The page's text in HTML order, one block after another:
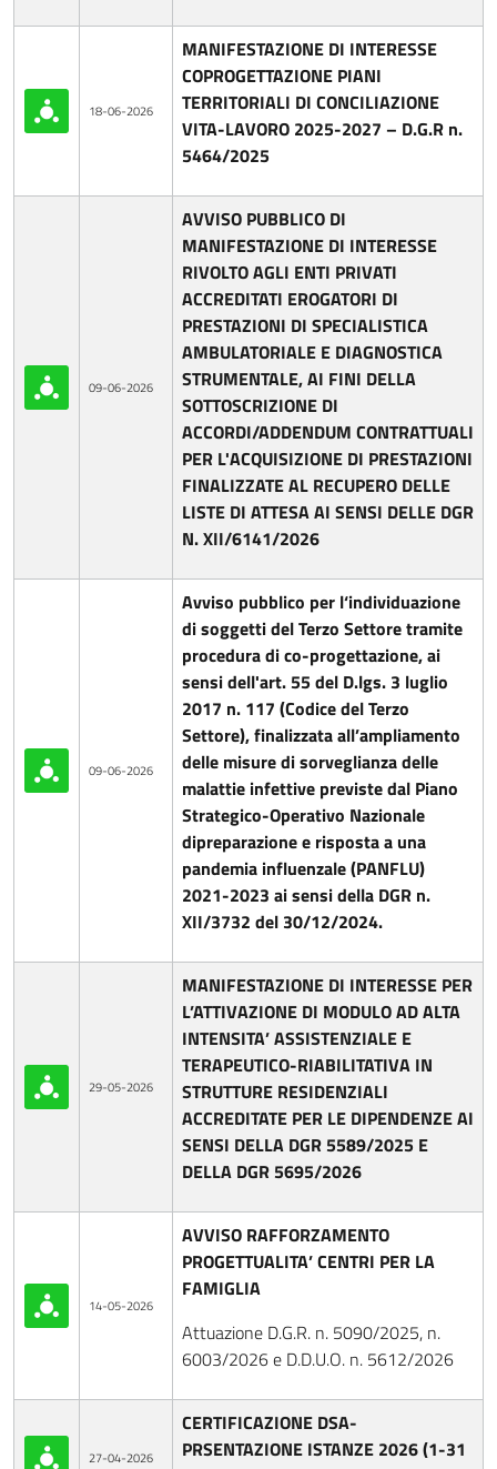
18-06-2026
MANIFESTAZIONE DI INTERESSE
COPROGETTAZIONE PIANI
TERRITORIALI DI CONCILIAZIONE
VITA-LAVORO 2025-2027 – D.G.R n.
5464/2025
09-06-2026
AVVISO PUBBLICO DI
MANIFESTAZIONE DI INTERESSE
RIVOLTO AGLI ENTI PRIVATI
ACCREDITATI EROGATORI DI
PRESTAZIONI DI SPECIALISTICA
AMBULATORIALE E DIAGNOSTICA
STRUMENTALE, AI FINI DELLA
SOTTOSCRIZIONE DI
ACCORDI/ADDENDUM CONTRATTUALI
PER L'ACQUISIZIONE DI PRESTAZIONI
FINALIZZATE AL RECUPERO DELLE
LISTE DI ATTESA AI SENSI DELLE DGR
N. XII/6141/2026
09-06-2026
Avviso pubblico per l‘individuazione
di soggetti del Terzo Settore tramite
procedura di co-progettazione, ai
sensi dell'art. 55 del D.lgs. 3 luglio
2017 n. 117 (Codice del Terzo
Settore), finalizzata all’ampliamento
delle misure di sorveglianza delle
malattie infettive previste dal Piano
Strategico-Operativo Nazionale
dipreparazione e risposta a una
pandemia influenzale (PANFLU)
2021-2023 ai sensi della DGR n.
XII/3732 del 30/12/2024.
29-05-2026
MANIFESTAZIONE DI INTERESSE PER
L’ATTIVAZIONE DI MODULO AD ALTA
INTENSITA’ ASSISTENZIALE E
TERAPEUTICO-RIABILITATIVA IN
STRUTTURE RESIDENZIALI
ACCREDITATE PER LE DIPENDENZE AI
SENSI DELLA DGR 5589/2025 E
DELLA DGR 5695/2026
14-05-2026
AVVISO RAFFORZAMENTO
PROGETTUALITA’ CENTRI PER LA
FAMIGLIA
Attuazione D.G.R. n. 5090/2025, n.
6003/2026 e D.D.U.O. n. 5612/2026
27-04-2026
CERTIFICAZIONE DSA-
PRSENTAZIONE ISTANZE 2026 (1-31